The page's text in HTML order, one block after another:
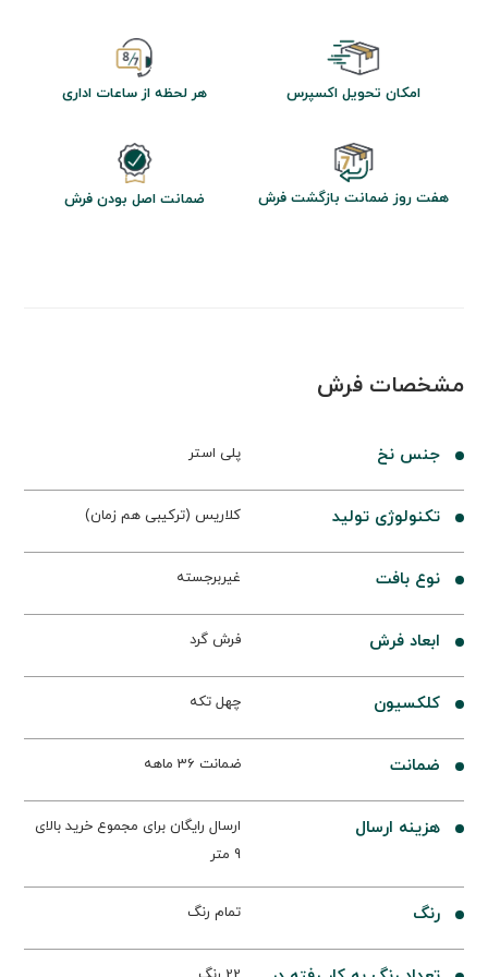
امکان تحویل اکسپرس هر لحظه از ساعات اداری
هفت روز ضمانت بازگشت فرش ضمانت اصل بودن فرش
مشخصات فرش
جنس نخ پلی استر
تکنولوژی تولید کلاریس (ترکیبی هم زمان)
نوع بافت غیربرجسته
ابعاد فرش فرش گرد
کلکسیون چهل تکه
ضمانت ضمانت 36 ماهه
هزینه ارسال
ارسال رایگان برای مجموع خرید بالای
9 متر
رنگ تمام رنگ